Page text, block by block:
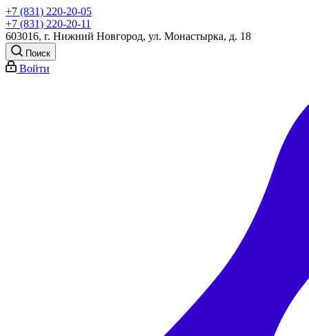
+7 (831) 220-20-05
+7 (831) 220-20-11
603016, г. Нижний Новгород, ул. Монастырка, д. 18
Поиск
Войти